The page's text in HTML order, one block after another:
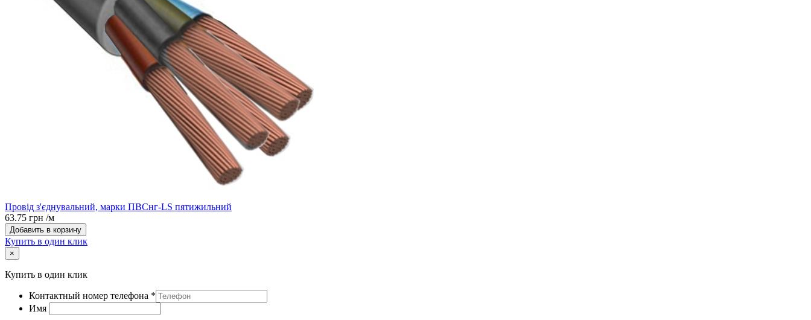
Провід з'єднувальний, марки ПВCнг-LS пятижильний
63.75 грн /м
Добавить в корзину
Купить в один клик
×
Купить в один клик
Контактный номер телефона *
Имя